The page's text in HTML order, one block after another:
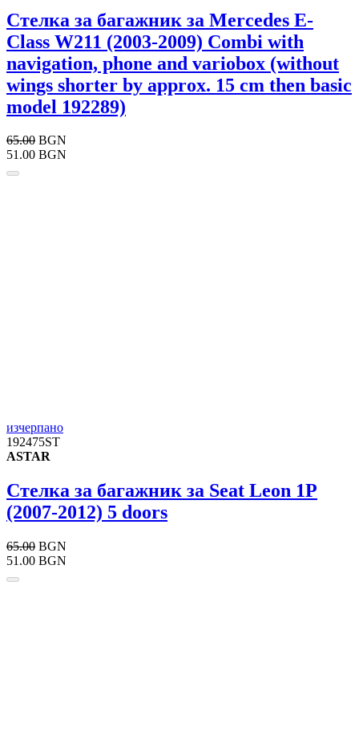
Стелка за багажник за Mercedes E-
Class W211 (2003-2009) Combi with
navigation, phone and variobox (without
wings shorter by approx. 15 cm then basic
model 192289)
65.00 BGN
51.00 BGN
изчерпано
192475ST
ASTAR
Стелка за багажник за Seat Leon 1P
(2007-2012) 5 doors
65.00 BGN
51.00 BGN